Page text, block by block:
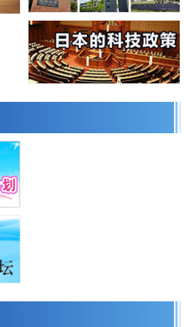
新型基因疗法，利用超小型GAD67启动
：两种激素波动叠加所致
可稳定工作至300℃的介电材料，已验证
翻倍，但与中美德仍有较大差距
：目标为死亡人数至少减半，重点强化
制反应的机制，阐明即便DNA相同反应
单药给药的安全性，在转移性尿路上皮
创新白皮书》，解读第七期基本计划首
新型信使物质
泷川 进